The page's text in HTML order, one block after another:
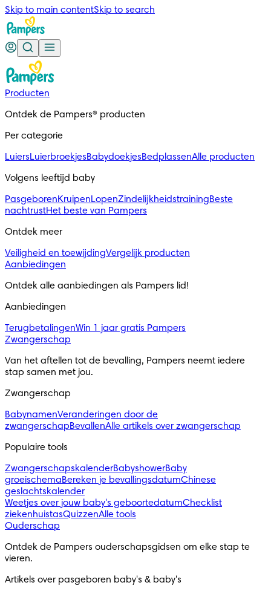
Skip to main contentSkip to search
Producten
Ontdek de Pampers® producten
Per categorie
LuiersLuierbroekjesBabydoekjesBedplassenAlle producten
Volgens leeftijd baby
PasgeborenKruipenLopenZindelijkheidstrainingBeste
nachtrustHet beste van Pampers
Ontdek meer
Veiligheid en toewijdingVergelijk producten
Aanbiedingen
Ontdek alle aanbiedingen als Pampers lid!
Aanbiedingen
TerugbetalingenWin 1 jaar gratis Pampers
Zwangerschap
Van het aftellen tot de bevalling, Pampers neemt iedere
stap samen met jou.
Zwangerschap
BabynamenVeranderingen door de
zwangerschapBevallenAlle artikels over zwangerschap
Populaire tools
ZwangerschapskalenderBabyshowerBaby
groeischemaBereken je bevallingsdatumChinese
geslachtskalender
Weetjes over jouw baby's geboortedatumChecklist
ziekenhuistasQuizzenAlle tools
Ouderschap
Ontdek de Pampers ouderschapsgidsen om elke stap te
vieren.
Artikels over pasgeboren baby's & baby's